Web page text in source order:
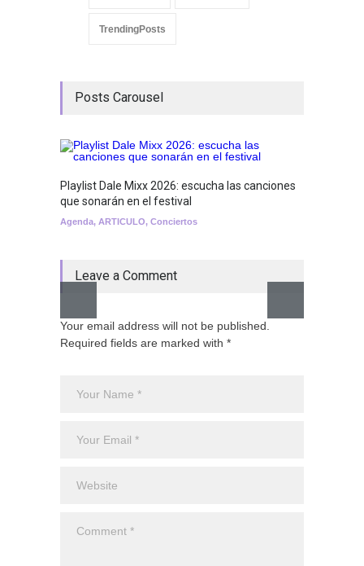
TrendingPosts
Posts Carousel
Playlist Dale Mixx 2026: escucha las canciones
que sonarán en el festival
Agenda, ARTICULO, Conciertos
Leave a Comment
Your email address will not be published.
Required fields are marked with *